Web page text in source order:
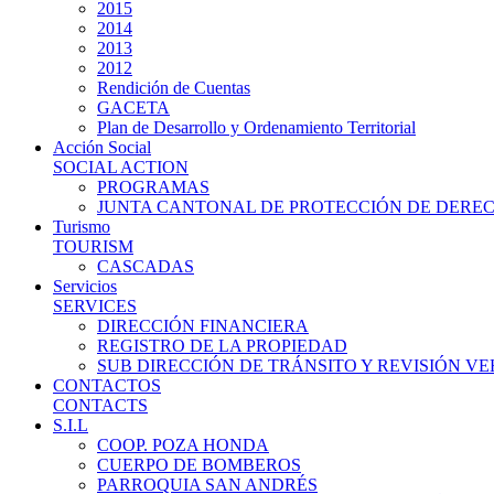
2015
2014
2013
2012
Rendición de Cuentas
GACETA
Plan de Desarrollo y Ordenamiento Territorial
Acción Social
SOCIAL ACTION
PROGRAMAS
JUNTA CANTONAL DE PROTECCIÓN DE
Turismo
TOURISM
CASCADAS
Servicios
SERVICES
DIRECCIÓN FINANCIERA
REGISTRO DE LA PROPIEDAD
SUB DIRECCIÓN DE TRÁNSITO Y REVISIÓN
CONTACTOS
CONTACTS
S.I.L
COOP. POZA HONDA
CUERPO DE BOMBEROS
PARROQUIA SAN ANDRÉS